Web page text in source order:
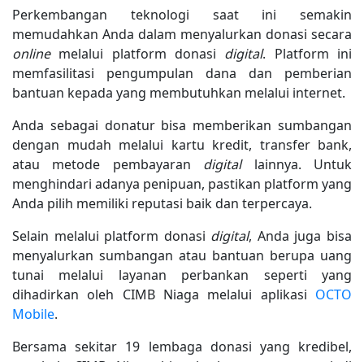
Perkembangan teknologi saat ini semakin
memudahkan Anda dalam menyalurkan donasi secara
online melalui platform donasi digital. Platform ini
memfasilitasi pengumpulan dana dan pemberian
bantuan kepada yang membutuhkan melalui internet.
Anda sebagai donatur bisa memberikan sumbangan
dengan mudah melalui kartu kredit, transfer bank,
atau metode pembayaran digital lainnya. Untuk
menghindari adanya penipuan, pastikan platform yang
Anda pilih memiliki reputasi baik dan terpercaya.
Selain melalui platform donasi digital, Anda juga bisa
menyalurkan sumbangan atau bantuan berupa uang
tunai melalui layanan perbankan seperti yang
dihadirkan oleh CIMB Niaga melalui aplikasi OCTO
Mobile.
Bersama sekitar 19 lembaga donasi yang kredibel,